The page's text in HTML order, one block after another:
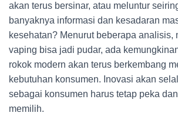
akan terus bersinar, atau meluntur
banyaknya informasi dan kesadaran
kesehatan? Menurut beberapa analisis,
vaping bisa jadi pudar, ada
rokok modern akan terus berkembang
kebutuhan konsumen. Inovasi akan
sebagai konsumen harus tetap peka
memilih.